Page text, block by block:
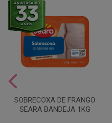
SOBRECOXA DE FRANGO
SEARA BANDEJA 1KG